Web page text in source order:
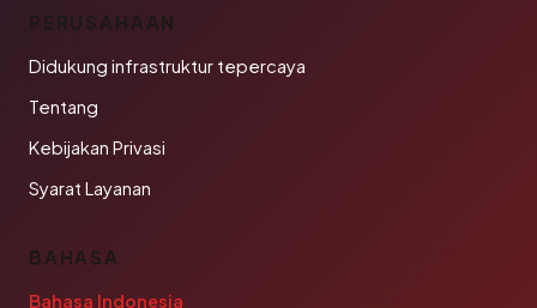
PERUSAHAAN
Didukung infrastruktur tepercaya
Tentang
Kebijakan Privasi
Syarat Layanan
BAHASA
Bahasa Indonesia